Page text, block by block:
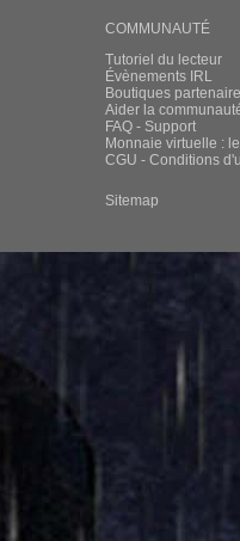
COMMUNAUTÉ
Tutoriel du lecteur
Évènements IRL
Boutiques
Aider la
FAQ - Support
Monnaie virtuelle :
CGU - Conditions
Sitemap